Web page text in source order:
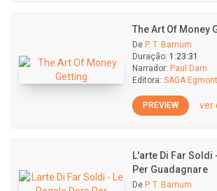
The Art Of Money
De P. T. Barnum
Duração: 1:23:31
Narrador: Paul Darn
Editora: SAGA Egmont
PREVIEW ver
L'arte Di Far Soldi
Per Guadagnare
De P. T. Barnum